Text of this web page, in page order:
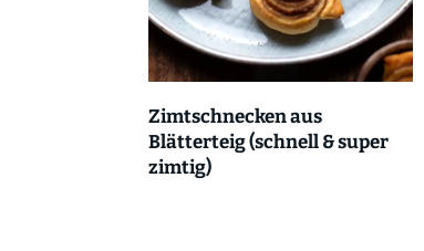
Zimtschnecken aus
Blätterteig (schnell & super
zimtig)